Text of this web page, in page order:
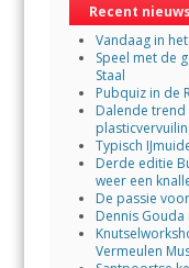
Recent nieuws
Vandaag in
Speel met de
Staal
Pubquiz in de
Dalende
Typisch
Derde editie
weer een
De passie
Dennis
Vermeulen